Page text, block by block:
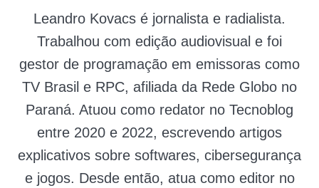
Leandro Kovacs é jornalista e radialista.
Trabalhou com edição audiovisual e foi
gestor de programação em emissoras como
TV Brasil e RPC, afiliada da Rede Globo no
Paraná. Atuou como redator no Tecnoblog
entre 2020 e 2022, escrevendo artigos
explicativos sobre softwares, cibersegurança
e jogos. Desde então, atua como editor no